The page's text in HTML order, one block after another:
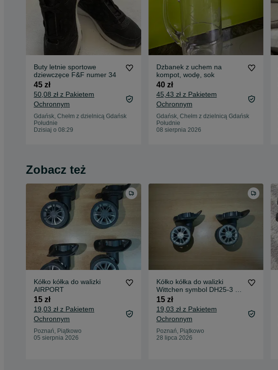
Buty letnie sportowe
dziewczęce F&F numer 34
45 zł
50,08 zł z Pakietem
Ochronnym
Gdańsk, Chełm z dzielnicą Gdańsk
Południe
Dzisiaj o 08:29
Dzbanek z uchem na
kompot, wodę, sok
40 zł
45,43 zł z Pakietem
Ochronnym
Gdańsk, Chełm z dzielnicą Gdańsk
Południe
08 sierpnia 2026
Zobacz też
Kółko kółka do walizki
AIRPORT
15 zł
19,03 zł z Pakietem
Ochronnym
Poznań, Piątkowo
05 sierpnia 2026
Kółko kółka do walizki
Wittchen symbol DH25-3 - 2
sztuki
15 zł
19,03 zł z Pakietem
Ochronnym
Poznań, Piątkowo
28 lipca 2026